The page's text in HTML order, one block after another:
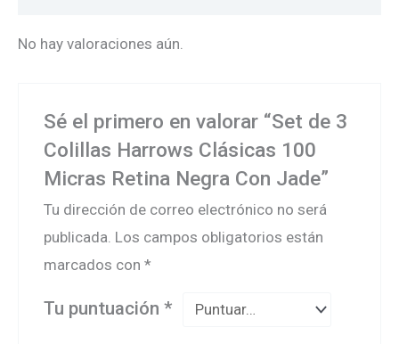
No hay valoraciones aún.
Sé el primero en valorar “Set de 3
Colillas Harrows Clásicas 100
Micras Retina Negra Con Jade”
Tu dirección de correo electrónico no será
publicada. Los campos obligatorios están
marcados con*
Tu puntuación*